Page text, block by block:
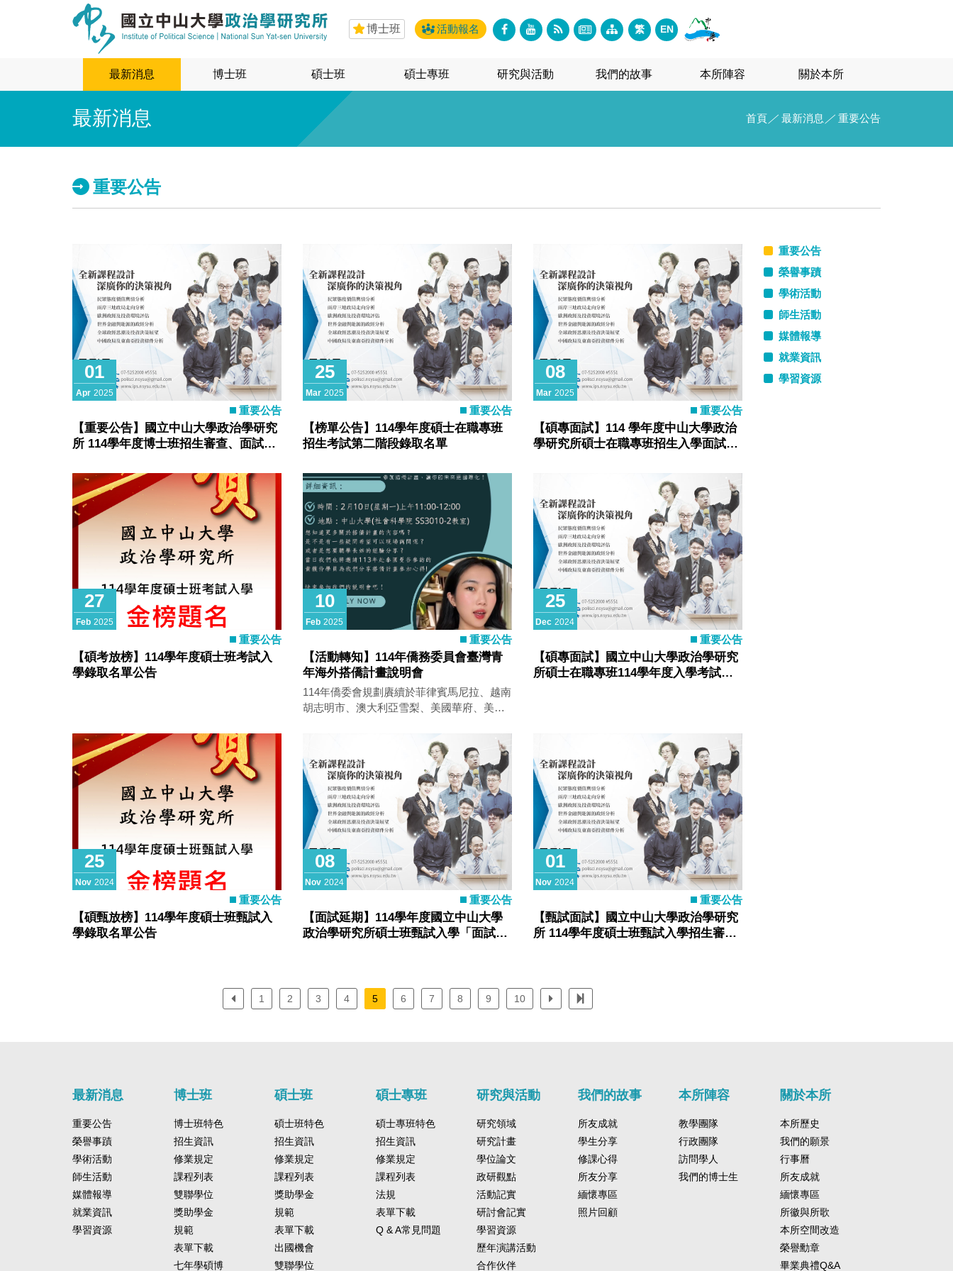
博士班 活動報名 繁 EN
最新消息 博士班 碩士班 碩士專班 研究與活動 我們的故事 本所陣容 關於本所
最新消息 首頁 ／ 最新消息 ／ 重要公告
重要公告
01
Apr 2025
重要公告
【重要公告】國立中山大學政治學研究
所 114學年度博士班招生審查、面試公
25
Mar 2025
重要公告
【榜單公告】114學年度碩士在職專班
招生考試第二階段錄取名單
08
Mar 2025
重要公告
【碩專面試】114 學年度中山大學政治
學研究所碩士在職專班招生入學面試公
27
Feb 2025
重要公告
【碩考放榜】114學年度碩士班考試入
學錄取名單公告
10
Feb 2025
重要公告
【活動轉知】114年僑務委員會臺灣青
年海外搭僑計畫說明會
114年僑委會規劃賡續於菲律賓馬尼拉、越南
胡志明市、澳大利亞雪梨、美國華府、美國
區辦理搭僑計畫，各地區預定錄取12人，總
計將甄選84位學員赴海外進行為期7日的僑務
參訪見習，行程重點包含僑務見習、認識僑
社、特色活動、青年交流、主流參訪、行銷
臺灣及僑見創藝等，期望青年學子藉由本計
畫認識政府駐外及僑務工作，拓展國際視
野，搭建與僑界之橋梁，也以年輕人的觀
點、創意及才藝，向海外僑胞與國際友人介
紹臺灣，成為助力行銷臺灣的僑務青年大
使。
25
Dec 2024
重要公告
【碩專面試】國立中山大學政治學研究
所碩士在職專班114學年度入學考試評
25
Nov 2024
重要公告
【碩甄放榜】114學年度碩士班甄試入
學錄取名單公告
08
Nov 2024
重要公告
【面試延期】114學年度國立中山大學
政治學研究所碩士班甄試入學「面試延
01
Nov 2024
重要公告
【甄試面試】國立中山大學政治學研究
所 114學年度碩士班甄試入學招生審
1 2 3 4 5 6 7 8 9 10
重要公告
榮譽事蹟
學術活動
師生活動
媒體報導
就業資訊
學習資源
最新消息
重要公告
榮譽事蹟
學術活動
師生活動
媒體報導
就業資訊
學習資源
博士班
博士班特色
招生資訊
修業規定
課程列表
雙聯學位
獎助學金
規範
表單下載
七年學碩博
碩士班
碩士班特色
招生資訊
修業規定
課程列表
獎助學金
規範
表單下載
出國機會
雙聯學位
碩士專班
碩士專班特色
招生資訊
修業規定
課程列表
法規
表單下載
Q & A常見問題
研究與活動
研究領域
研究計畫
學位論文
政研觀點
活動記實
研討會記實
學習資源
歷年演講活動
合作伙伴
我們的故事
所友成就
學生分享
修課心得
所友分享
緬懷專區
照片回顧
本所陣容
教學團隊
行政團隊
訪問學人
我們的博士生
關於本所
本所歷史
我們的願景
行事曆
所友成就
緬懷專區
所徽與所歌
本所空間改造
榮譽勳章
畢業典禮Q&A